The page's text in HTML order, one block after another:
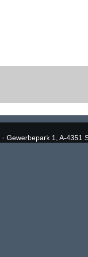
· Gewerbepark 1, A-4351